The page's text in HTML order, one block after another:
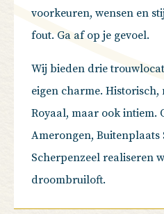
voorkeuren, wensen en
fout. Ga af op je gevoel.
Wij bieden drie
eigen charme.
Royaal, maar ook intiem.
Amerongen,
Scherpenzeel realiseren
droombruiloft.